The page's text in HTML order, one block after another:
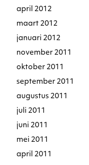
april 2012
maart 2012
januari 2012
november 2011
oktober 2011
september 2011
augustus 2011
juli 2011
juni 2011
mei 2011
april 2011